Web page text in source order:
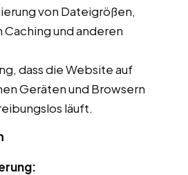
von Dateigrößen,
Caching und anderen
dass die Website auf
Geräten und Browsern
läuft.